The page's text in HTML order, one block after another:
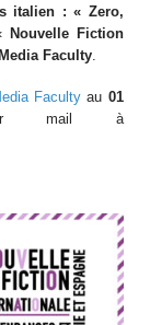
italien : « Zero,
Nouvelle Fiction
Faculty.
Faculty au 01
mail à